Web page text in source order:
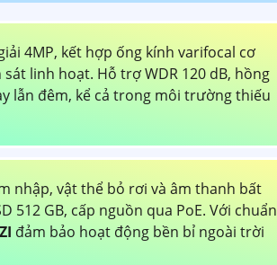
4MP, kết hợp ống kính varifocal cơ
linh hoạt. Hỗ trợ WDR 120 dB, hồng
lẫn đêm, kể cả trong môi trường thiếu
nhập, vật thể bỏ rơi và âm thanh bất
GB, cấp nguồn qua PoE. Với chuẩn
đảm bảo hoạt động bền bỉ ngoài trời